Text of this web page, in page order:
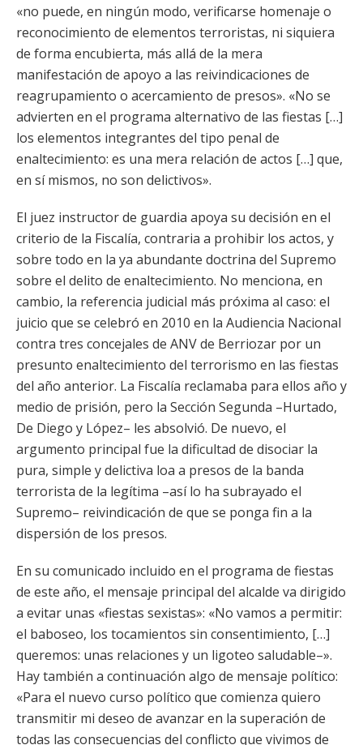
«no puede, en ningún modo, verificarse homenaje o
reconocimiento de elementos terroristas, ni siquiera
de forma encubierta, más allá de la mera
manifestación de apoyo a las reivindicaciones de
reagrupamiento o acercamiento de presos». «No se
advierten en el programa alternativo de las fiestas […]
los elementos integrantes del tipo penal de
enaltecimiento: es una mera relación de actos […] que,
en sí mismos, no son delictivos».
El juez instructor de guardia apoya su decisión en el
criterio de la Fiscalía, contraria a prohibir los actos, y
sobre todo en la ya abundante doctrina del Supremo
sobre el delito de enaltecimiento. No menciona, en
cambio, la referencia judicial más próxima al caso: el
juicio que se celebró en 2010 en la Audiencia Nacional
contra tres concejales de ANV de Berriozar por un
presunto enaltecimiento del terrorismo en las fiestas
del año anterior. La Fiscalía reclamaba para ellos año y
medio de prisión, pero la Sección Segunda –Hurtado,
De Diego y López– les absolvió. De nuevo, el
argumento principal fue la dificultad de disociar la
pura, simple y delictiva loa a presos de la banda
terrorista de la legítima –así lo ha subrayado el
Supremo– reivindicación de que se ponga fin a la
dispersión de los presos.
En su comunicado incluido en el programa de fiestas
de este año, el mensaje principal del alcalde va dirigido
a evitar unas «fiestas sexistas»: «No vamos a permitir:
el baboseo, los tocamientos sin consentimiento, […]
queremos: unas relaciones y un ligoteo saludable–».
Hay también a continuación algo de mensaje político:
«Para el nuevo curso político que comienza quiero
transmitir mi deseo de avanzar en la superación de
todas las consecuencias del conflicto que vivimos de